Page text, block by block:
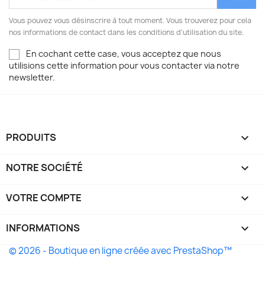
Vous pouvez vous désinscrire à tout moment. Vous trouverez pour cela
nos informations de contact dans les conditions d'utilisation du site.
En cochant cette case, vous acceptez que nous
utilisions cette information pour vous contacter via notre
newsletter.
PRODUITS 
NOTRE SOCIÉTÉ 
VOTRE COMPTE 
INFORMATIONS keyboard_arrow_down
© 2026 - Boutique en ligne créée avec PrestaShop™